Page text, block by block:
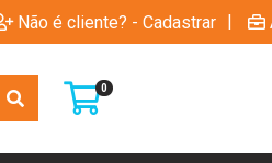
Não é cliente? - Cadastrar |
0